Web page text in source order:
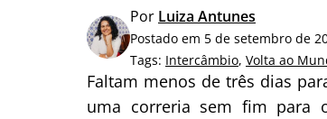
p
o
r
:
Por Luiza Antunes
Postado em 5 de setembro de
Tags: Intercâmbio, Volta ao
Faltam menos de três dias
uma correria sem fim para